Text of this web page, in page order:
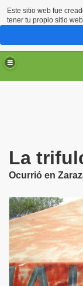
La
Ocurrió en
Este sitio web fue
tener tu propio sitio